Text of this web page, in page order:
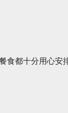
食都十分用心安